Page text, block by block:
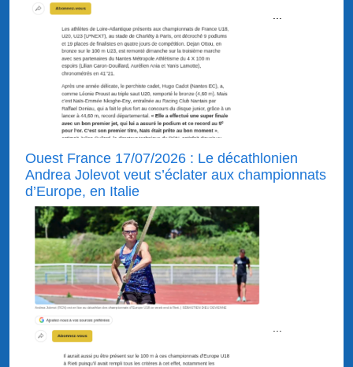
Ouest France 17/07/2026 : Le décathlonien
Andrea Jolevot veut s’éclater aux championnats
d’Europe, en Italie